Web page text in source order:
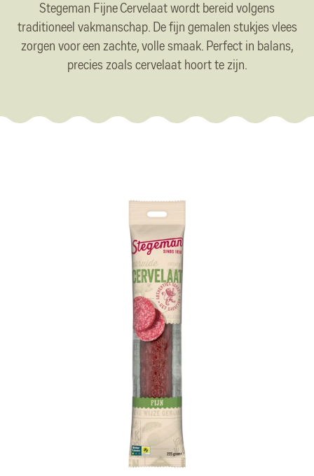
u
b
Stegeman Fijne Cervelaat wordt bereid volgens
traditioneel vakmanschap. De fijn gemalen stukjes vlees
zorgen voor een zachte, volle smaak. Perfect in balans,
precies zoals cervelaat hoort te zijn.